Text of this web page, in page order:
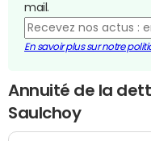
mail.
En savoir plus sur notre
Annuité de la
Saulchoy